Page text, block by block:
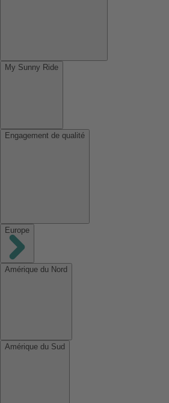
My Sunny Ride
Engagement de qualité
Europe
Amérique du Nord
Amérique du Sud